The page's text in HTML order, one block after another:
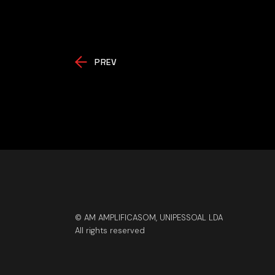
PREV
© AM AMPLIFICASOM, UNIPESSOAL LDA
All rights reserved